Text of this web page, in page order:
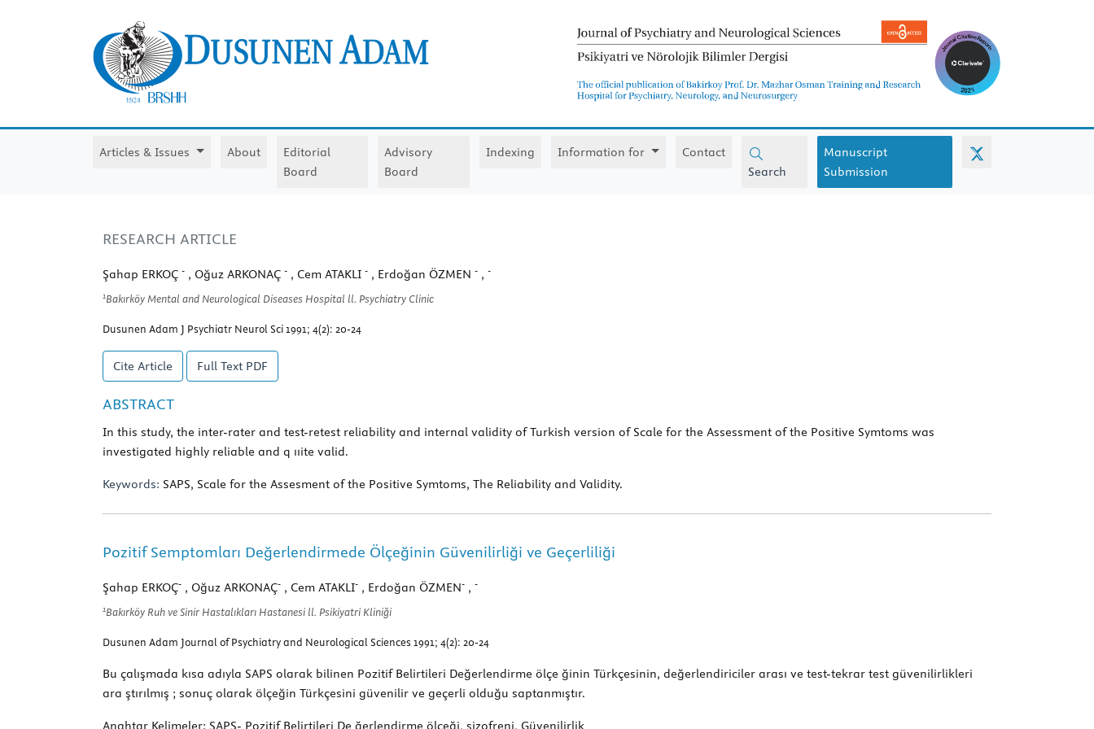
Articles & Issues About
Editorial
Board
Advisory
Board
Indexing Information for
Contact
Search
Manuscript
Submission
RESEARCH ARTICLE
Şahap ERKOÇ - , Oğuz ARKONAÇ - , Cem ATAKLI - , Erdoğan ÖZMEN - , -
1Bakırköy Mental and Neurological Diseases Hospital ll. Psychiatry Clinic
Dusunen Adam J Psychiatr Neurol Sci 1991; 4(2): 20-24
Cite Article Full Text PDF
ABSTRACT
In this study, the inter-rater and test-retest reliability and internal validity of Turkish version of Scale for the Assessment of the Positive Symtoms was
investigated highly reliable and q ııite valid.
Keywords: SAPS, Scale for the Assesment of the Positive Symtoms, The Reliability and Validity.
Pozitif Semptomları Değerlendirmede Ölçeğinin Güvenilirliği ve Geçerliliği
Şahap ERKOÇ- , Oğuz ARKONAÇ- , Cem ATAKLI- , Erdoğan ÖZMEN- , -
1Bakırköy Ruh ve Sinir Hastalıkları Hastanesi ll. Psikiyatri Kliniği
Dusunen Adam Journal of Psychiatry and Neurological Sciences 1991; 4(2): 20-24
Bu çalışmada kısa adıyla SAPS olarak bilinen Pozitif Belirtileri Değerlendirme ölçe ğinin Türkçesinin, değerlendiriciler arası ve test-tekrar test güvenilirlikleri
ara ştırılmış ; sonuç olarak ölçeğin Türkçesini güvenilir ve geçerli olduğu saptanmıştır.
Anahtar Kelimeler: SAPS- Pozitif Belirtileri De ğerlendirme ölçeği, şizofreni, Güvenilirlik